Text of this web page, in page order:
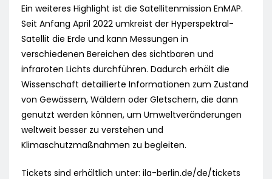
Ein weiteres Highlight ist die Satellitenmission EnMAP.
Seit Anfang April 2022 umkreist der Hyperspektral-
Satellit die Erde und kann Messungen in
verschiedenen Bereichen des sichtbaren und
infraroten Lichts durchführen. Dadurch erhält die
Wissenschaft detaillierte Informationen zum Zustand
von Gewässern, Wäldern oder Gletschern, die dann
genutzt werden können, um Umweltveränderungen
weltweit besser zu verstehen und
Klimaschutzmaßnahmen zu begleiten.
Tickets sind erhältlich unter: ila-berlin.de/de/tickets